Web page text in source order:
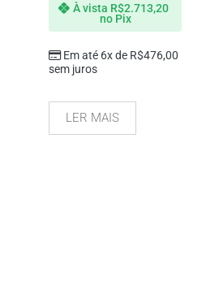
Em até 6x de R$476,00
sem juros
À vista R$2.713,20
no Pix
LER MAIS